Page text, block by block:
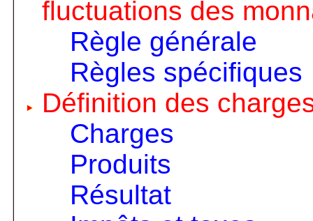
fluctuations des
Règle générale
Règles spécifiques
Définition des
Charges
Produits
Résultat